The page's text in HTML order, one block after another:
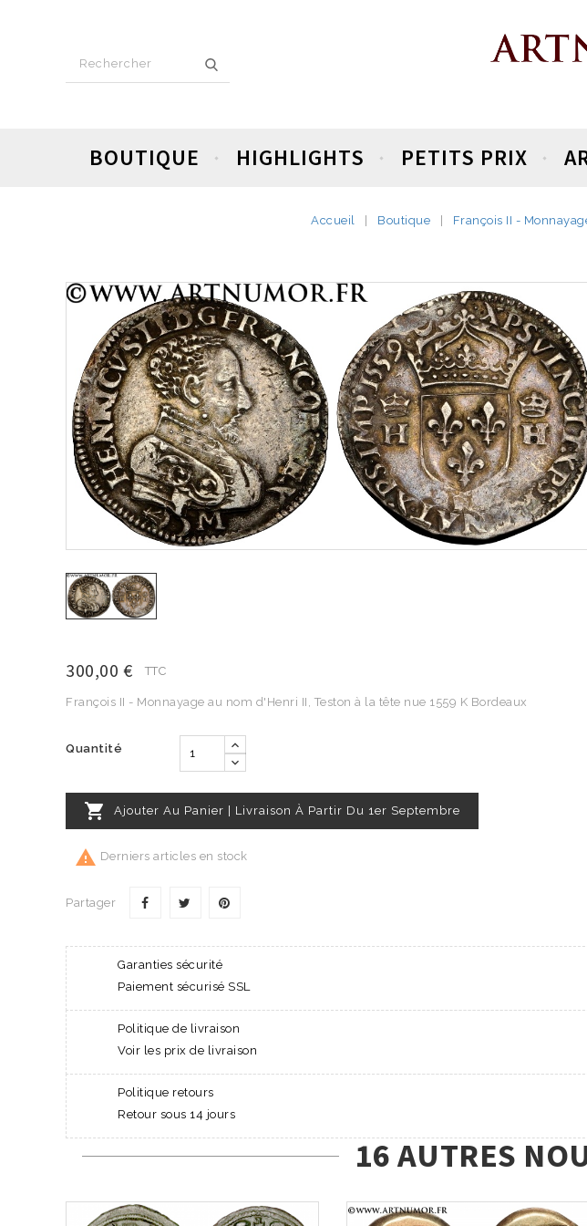
BOUTIQUE HIGHLIGHTS PETITS PRIX
Accueil Boutique ‌‌François II -
300,00 € TTC
‌‌François II - Monnayage au nom d'Henri II, Teston à la tête nue 1559 K Bordeaux
Quantité
 Ajouter Au Panier | Livraison À Partir Du 1er Septembre
 Derniers articles en stock
Partager
Garanties sécurité
Paiement sécurisé SSL
Politique de livraison
Voir les prix de livraison
Politique retours
Retour sous 14 jours
16 AUTRES